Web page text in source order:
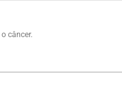
câncer.